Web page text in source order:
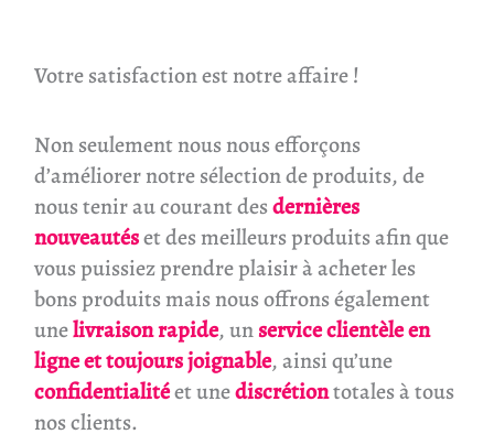
Votre satisfaction est notre affaire !
Non seulement nous nous efforçons
d’améliorer notre sélection de produits, de
nous tenir au courant desdernières
nouveautéset des meilleurs produits afin que
vous puissiez prendre plaisir à acheter les
bons produits mais nous offrons également
unelivraison rapide, unservice clientèle en
ligne et toujours joignable, ainsi qu’une
confidentialitéet unediscrétiontotales à tous
nos clients.